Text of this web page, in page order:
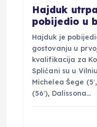
Hajduk
pobijedio u
Hajduk je
gostovanju u
kvalifikacija za
Splićani su u
Michelea Šege
(56′), Dalissona…